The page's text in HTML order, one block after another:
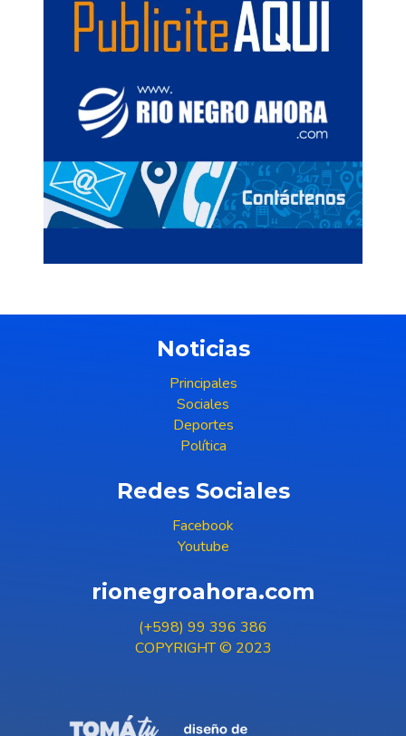
Noticias
Principales
Sociales
Deportes
Política
Redes Sociales
Facebook
Youtube
rionegroahora.com
(+598) 99 396 386
COPYRIGHT © 2023